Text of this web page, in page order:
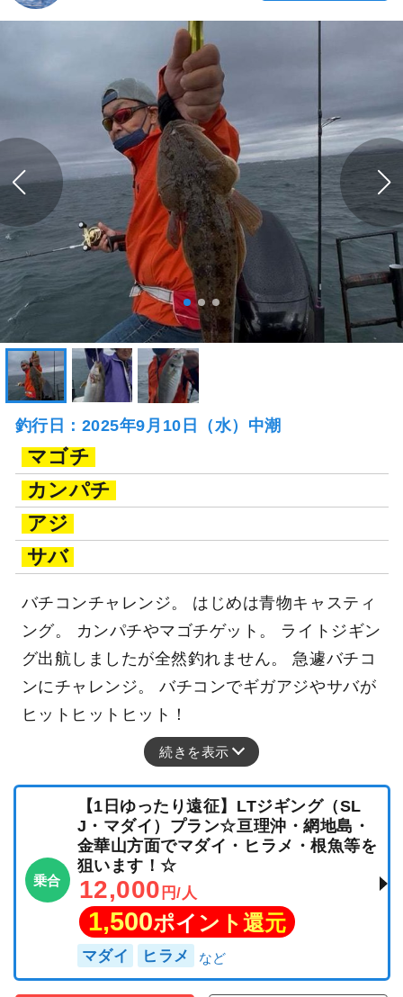
釣行日：2025年9月10日（水）中潮
マゴチ
カンパチ
アジ
サバ
バチコンチャレンジ。 はじめは青物キャスティ
ング。 カンパチやマゴチゲット。 ライトジギン
グ出航しましたが全然釣れません。 急遽バチコ
ンにチャレンジ。 バチコンでギガアジやサバが
ヒットヒットヒット！
続きを表示
乗合
【1日ゆったり遠征】LTジギング（SL
J・マダイ）プラン☆亘理沖・網地島・
金華山方面でマダイ・ヒラメ・根魚等を
狙います！☆
12,000 円/人
1,500ポイント還元
マダイ ヒラメ